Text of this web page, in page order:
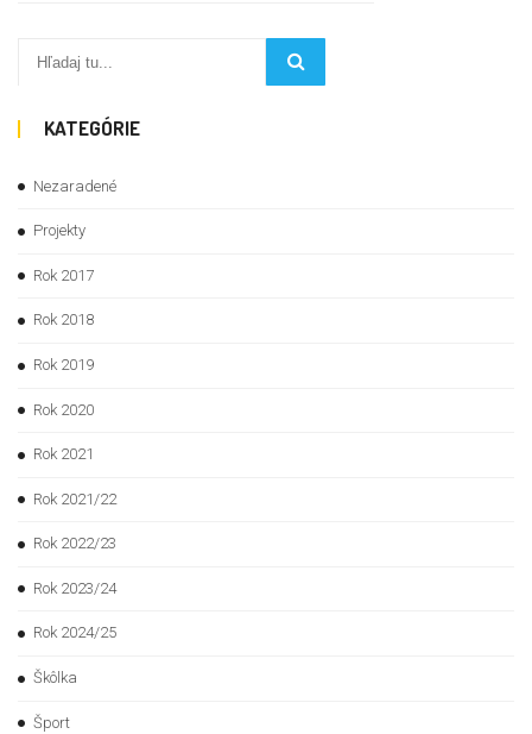
KATEGÓRIE
Nezaradené
Projekty
Rok 2017
Rok 2018
Rok 2019
Rok 2020
Rok 2021
Rok 2021/22
Rok 2022/23
Rok 2023/24
Rok 2024/25
Škôlka
Šport